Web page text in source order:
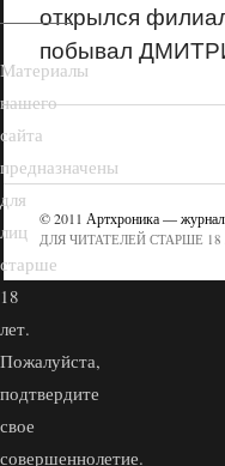
открылся
побывал
© 2011 Артхроника — журнал
ДЛЯ ЧИТАТЕЛЕЙ СТАРШЕ 18
Материалы
нашего
сайта
предназначены
для
лиц
старше
18
лет.
Пожалуйста,
подтвердите
свое
совершеннолетие.